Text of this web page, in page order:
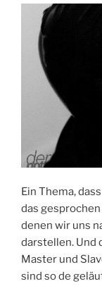
Ein Thema,
das
denen wir uns
darstellen. Und
Master und
sind so de